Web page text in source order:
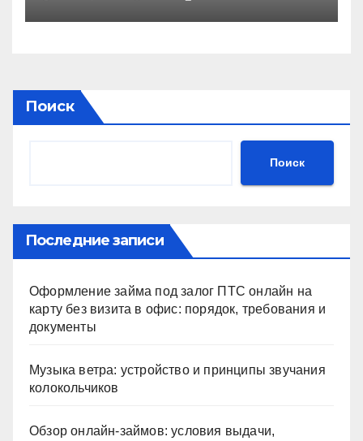
децентрализованный
анализ оптимизации сна
Поиск
Поиск
Последние записи
Оформление займа под залог ПТС онлайн на
карту без визита в офис: порядок, требования и
документы
Музыка ветра: устройство и принципы звучания
колокольчиков
Обзор онлайн-займов: условия выдачи,